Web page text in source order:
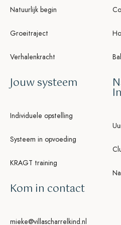
Natuurlijk begin
Groeitraject
Verhalenkracht
Jouw systeem
Individuele opstelling
Systeem in opvoeding
KRAGT training
Kom in contact
mieke@villascharrelkind.nl
our life and our